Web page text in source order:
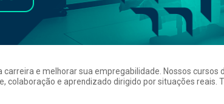
e melhorar sua empregabilidade. Nossos cursos
e aprendizado dirigido por situações reais.